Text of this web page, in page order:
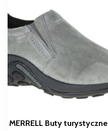
MERRELL Buty turystyczne